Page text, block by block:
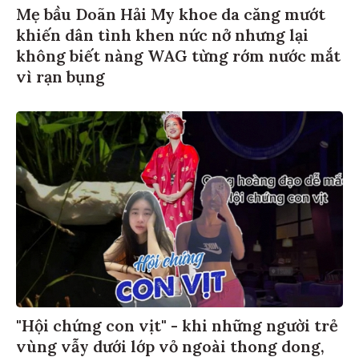
Mẹ bầu Doãn Hải My khoe da căng mướt
khiến dân tình khen nức nở nhưng lại
không biết nàng WAG từng rớm nước mắt
vì rạn bụng
"Hội chứng con vịt" - khi những người trẻ
vùng vẫy dưới lớp vỏ ngoài thong dong,